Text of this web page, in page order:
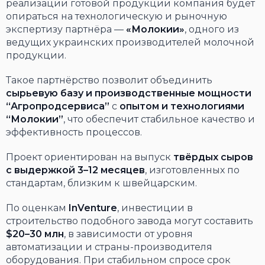
реализации готовой продукции компания будет
опираться на технологическую и рыночную
экспертизу партнёра — «Молокии», одного из
ведущих украинских производителей молочной
продукции.
Такое партнёрство позволит объединить
сырьевую базу и производственные мощности
“Агропродсервиса” с опытом и технологиями
“Молокии”, что обеспечит стабильное качество и
эффективность процессов.
Проект ориентирован на выпуск твёрдых сыров
с выдержкой 3–12 месяцев, изготовленных по
стандартам, близким к швейцарским.
По оценкам InVenture, инвестиции в
строительство подобного завода могут составить
$20–30 млн, в зависимости от уровня
автоматизации и страны-производителя
оборудования. При стабильном спросе срок